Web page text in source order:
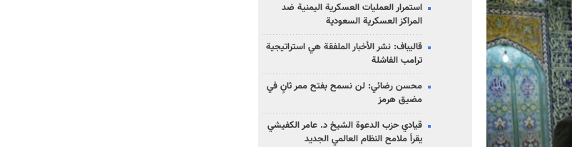
استمرار العمليات العسكرية اليمنية ضد
المراكز العسكرية السعودية
قاليباف: نشر الأخبار الملفقة هي استراتيجية
ترامب الفاشلة
محسن رضائي: لن نسمح بفتح ممر ثانٍ في
مضيق هرمز
قيادي حزب الدعوة الشيخ د. عامر الكفيشي
يقرأ ملامح النظام العالمي الجديد